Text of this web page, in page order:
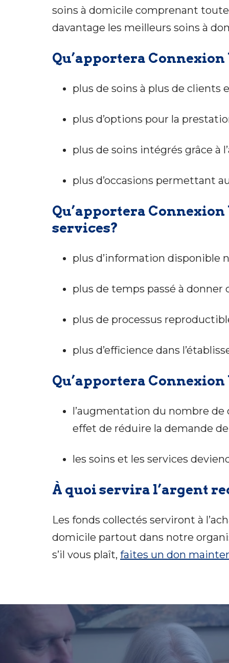
soins à domicile comprenant
davantage les meilleurs soins à
Qu’apportera
plus de soins à plus de clients
plus d’options pour la
plus de soins intégrés grâce à
plus d’occasions permettant
Qu’apportera
services?
plus d’information disponible
plus de temps passé à donner
plus de processus
plus d’efficience dans
Qu’apportera Connexion
l’augmentation du nombre
effet de réduire la demande
les soins et les services
À quoi servira l’argent
Les fonds collectés serviront à
domicile partout dans notre
s’il vous plaît, faites un don